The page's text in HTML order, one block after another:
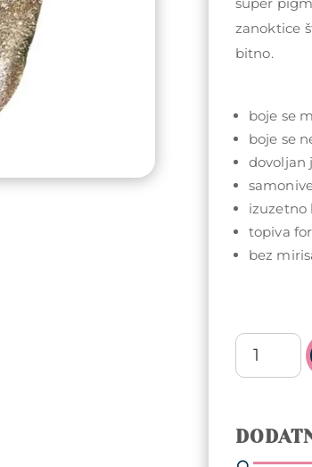
zanoktice
bitno.
boje se
boje se
dovoljan
izuzetno
topiva
bez
Arty
Nails
trajni
-